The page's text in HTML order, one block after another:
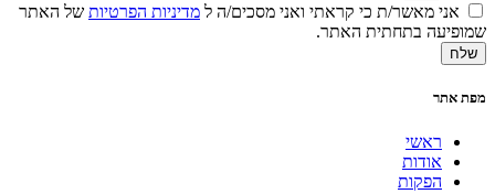
אני מאשר/ת כי קראתי ואני מסכים/ה ל מדיניות הפרטיות של האתר
שמופיעה בתחתית האתר.
שלח
מפת אתר
ראשי
אודות
הפקות